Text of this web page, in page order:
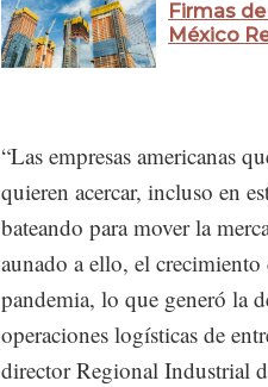
Firmas
México
“Las empresas americanas
quieren acercar, incluso en
bateando para mover la
aunado a ello, el
pandemia, lo que generó la
operaciones logísticas de
director Regional Industrial